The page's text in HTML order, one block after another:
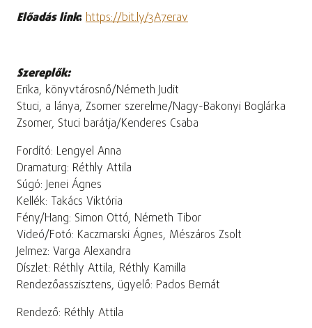
Előadás link: https://bit.ly/3A7erav
Szereplők:
Erika, könyvtárosnő/Németh Judit
Stuci, a lánya, Zsomer szerelme/Nagy-Bakonyi Boglárka
Zsomer, Stuci barátja/Kenderes Csaba
Fordító: Lengyel Anna
Dramaturg: Réthly Attila
Súgó: Jenei Ágnes
Kellék: Takács Viktória
Fény/Hang: Simon Ottó, Németh Tibor
Videó/Fotó: Kaczmarski Ágnes, Mészáros Zsolt
Jelmez: Varga Alexandra
Díszlet: Réthly Attila, Réthly Kamilla
Rendezőasszisztens, ügyelő: Pados Bernát
Rendező: Réthly Attila